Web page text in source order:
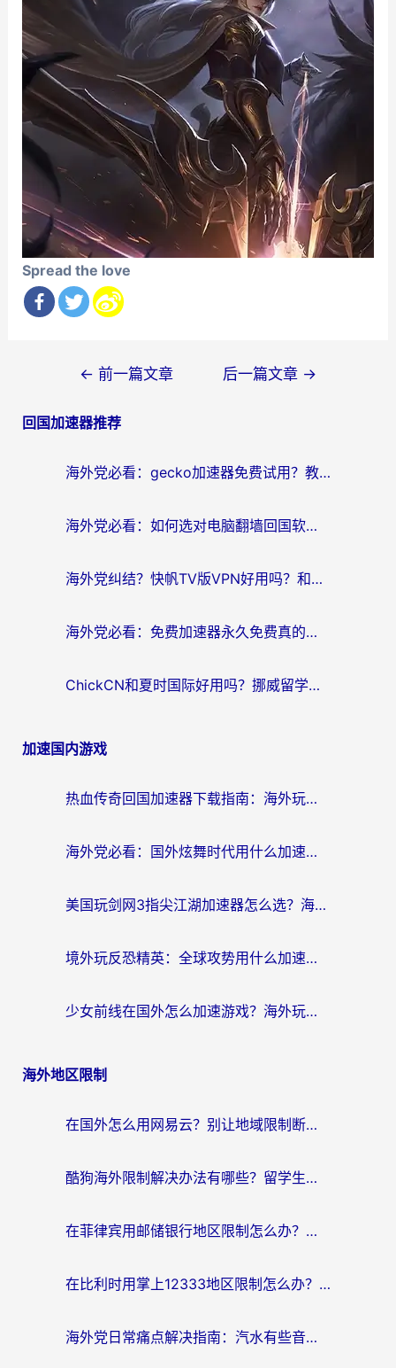
Spread the love
导
← 前一篇文章 后一篇文章 →
回国加速器推荐
海外党必看：gecko加速器免费试用？教你选对回国加速器，无缝刷国内剧玩游戏
海外党必看：如何选对电脑翻墙回国软件，轻松解锁国内资源？
海外党纠结？快帆TV版VPN好用吗？和扇贝手游VPN对比哪个回国效果更好？
海外党必看：免费加速器永久免费真的存在吗？教你选对回国加速器无缝刷国内资源
ChickCN和夏时国际好用吗？挪威留学生亲测3款回国加速器，附穿梭和加速喵对比指南
加速国内游戏
热血传奇回国加速器下载指南：海外玩家如何流畅砍怪不卡顿？
海外党必看：国外炫舞时代用什么加速器比较好？解决延迟卡顿的终极方案
美国玩剑网3指尖江湖加速器怎么选？海外党亲测避坑指南
境外玩反恐精英：全球攻势用什么加速器？2026海外玩家亲测实用指南
少女前线在国外怎么加速游戏？海外玩家必看的国服游戏畅玩指南
海外地区限制
在国外怎么用网易云？别让地域限制断了你的中文歌单——附听书社交定位解决方案
酷狗海外限制解决办法有哪些？留学生亲测有效的回国加速指南
在菲律宾用邮储银行地区限制怎么办？海外华人必看的回国加速解决方案
在比利时用掌上12333地区限制怎么办？海外华人亲测有效的回国加速方案
海外党日常痛点解决指南：汽水有些音乐在国外无法播放怎么办？